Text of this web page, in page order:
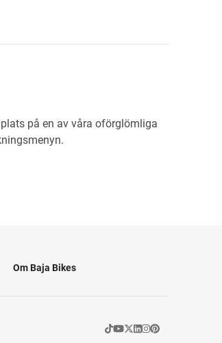
på en av våra oförglömliga
Om Baja Bikes